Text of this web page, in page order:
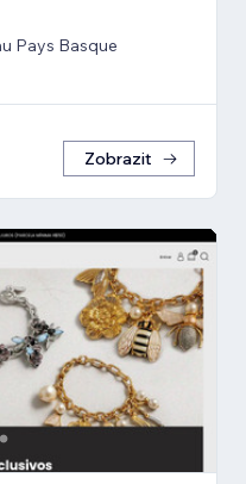
Pays Basque
Zobrazit